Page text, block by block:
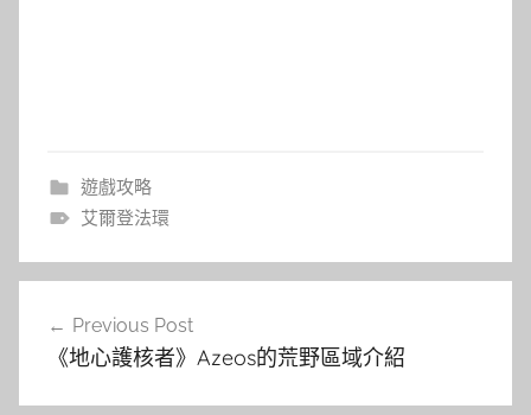
遊戲攻略
艾爾登法環
Previous Post
《地心護核者》Azeos的荒野區域介紹